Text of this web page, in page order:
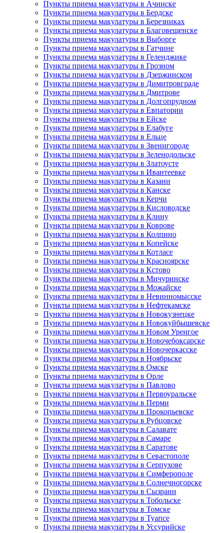
Пункты приема макулатуры в Ачинске
Пункты приема макулатуры в Бердске
Пункты приема макулатуры в Березниках
Пункты приема макулатуры в Благовещенске
Пункты приема макулатуры в Выборге
Пункты приема макулатуры в Гатчине
Пункты приема макулатуры в Геленджике
Пункты приема макулатуры в Грозном
Пункты приема макулатуры в Дзержинском
Пункты приема макулатуры в Димитровграде
Пункты приема макулатуры в Дмитрове
Пункты приема макулатуры в Долгопрудном
Пункты приема макулатуры в Евпатории
Пункты приема макулатуры в Ейске
Пункты приема макулатуры в Елабуге
Пункты приема макулатуры в Ельце
Пункты приема макулатуры в Звенигороде
Пункты приема макулатуры в Зеленодольске
Пункты приема макулатуры в Златоусте
Пункты приема макулатуры в Ивантеевке
Пункты приема макулатуры в Казани
Пункты приема макулатуры в Канске
Пункты приема макулатуры в Керчи
Пункты приема макулатуры в Кисловодске
Пункты приема макулатуры в Клину
Пункты приема макулатуры в Коврове
Пункты приема макулатуры в Колпино
Пункты приема макулатуры в Копейске
Пункты приема макулатуры в Котласе
Пункты приема макулатуры в Красноярске
Пункты приема макулатуры в Кстово
Пункты приема макулатуры в Мичуринске
Пункты приема макулатуры в Можайске
Пункты приема макулатуры в Невинномысске
Пункты приема макулатуры в Нефтекамске
Пункты приема макулатуры в Новокузнецке
Пункты приема макулатуры в Новокуйбышевске
Пункты приема макулатуры в Новом Уренгое
Пункты приема макулатуры в Новочебоксарске
Пункты приема макулатуры в Новочеркасске
Пункты приема макулатуры в Ноябрьске
Пункты приема макулатуры в Омске
Пункты приема макулатуры в Орле
Пункты приема макулатуры в Павлово
Пункты приема макулатуры в Первоуральске
Пункты приема макулатуры в Перми
Пункты приема макулатуры в Прокопьевске
Пункты приема макулатуры в Рубцовске
Пункты приема макулатуры в Салавате
Пункты приема макулатуры в Самаре
Пункты приема макулатуры в Саратове
Пункты приема макулатуры в Севастополе
Пункты приема макулатуры в Серпухове
Пункты приема макулатуры в Симферополе
Пункты приема макулатуры в Солнечногорске
Пункты приема макулатуры в Сызрани
Пункты приема макулатуры в Тобольске
Пункты приема макулатуры в Томске
Пункты приема макулатуры в Туапсе
Пункты приема макулатуры в Уссурийске